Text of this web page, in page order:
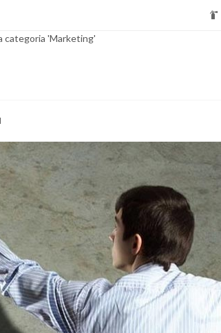
categoria 'Marketing'